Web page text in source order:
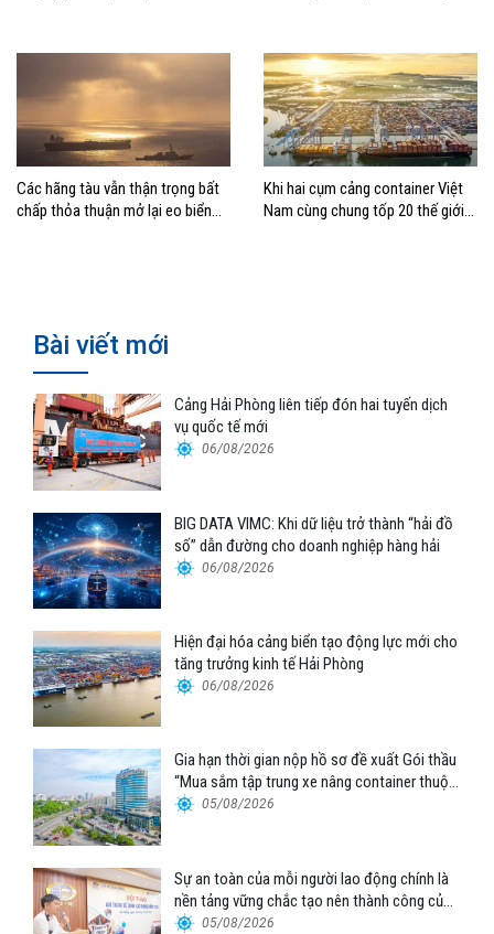
Các hãng tàu vẫn thận trọng bất
chấp thỏa thuận mở lại eo biển
Khi hai cụm cảng container Việt
Nam cùng chung tốp 20 thế giới
Bài viết mới
Cảng Hải Phòng liên tiếp đón hai tuyến dịch
vụ quốc tế mới
06/08/2026
BIG DATA VIMC: Khi dữ liệu trở thành “hải đồ
số” dẫn đường cho doanh nghiệp hàng hải
06/08/2026
Hiện đại hóa cảng biển tạo động lực mới cho
tăng trưởng kinh tế Hải Phòng
06/08/2026
Gia hạn thời gian nộp hồ sơ đề xuất Gói thầu
“Mua sắm tập trung xe nâng container thuộc
Tổng công ty Hàng hải Việt Nam – CTCP”
05/08/2026
Sự an toàn của mỗi người lao động chính là
nền tảng vững chắc tạo nên thành công của
Cảng Đà Nẵng
05/08/2026